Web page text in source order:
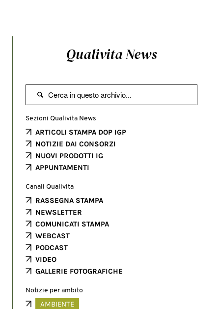
Qualivita News

Sezioni Qualivita News
ARTICOLI STAMPA DOP IGP
NOTIZIE DAI CONSORZI
NUOVI PRODOTTI IG
APPUNTAMENTI
Canali Qualivita
RASSEGNA STAMPA
NEWSLETTER
COMUNICATI STAMPA
WEBCAST
PODCAST
VIDEO
GALLERIE FOTOGRAFICHE
Notizie per ambito
AMBIENTE